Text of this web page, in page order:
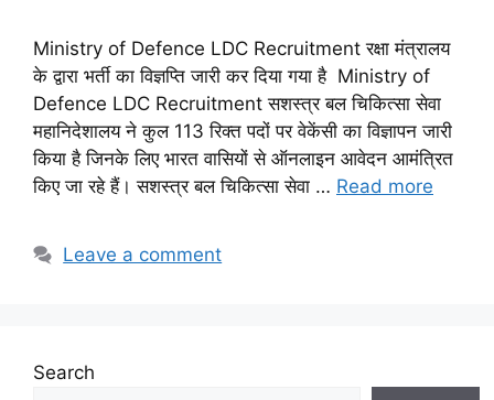
Ministry of Defence LDC Recruitment रक्षा मंत्रालय
के द्वारा भर्ती का विज्ञप्ति जारी कर दिया गया है Ministry of
Defence LDC Recruitment सशस्त्र बल चिकित्सा सेवा
महानिदेशालय ने कुल 113 रिक्त पदों पर वेकेंसी का विज्ञापन जारी
किया है जिनके लिए भारत वासियों से ऑनलाइन आवेदन आमंत्रित
किए जा रहे हैं। सशस्त्र बल चिकित्सा सेवा … Read more
Leave a comment
Search